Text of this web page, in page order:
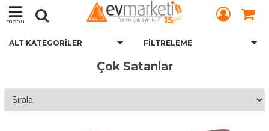
menü
ALT KATEGORILER FILTRELEME
Çok Satanlar